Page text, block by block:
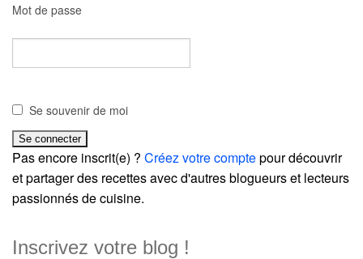
Mot de passe
Se souvenir de moi
Pas encore inscrit(e) ? Créez votre comptepour découvrir
et partager des recettes avec d'autres blogueurs et lecteurs
passionnés de cuisine.
Inscrivez votre blog !